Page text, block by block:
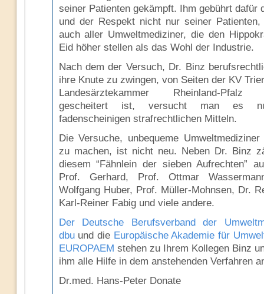
seiner Patienten gekämpft. Ihm gebührt dafür
und der Respekt nicht nur seiner Patienten,
auch aller Umweltmediziner, die den
Eid höher stellen als das Wohl der Industrie.
Nach dem der Versuch, Dr. Binz
ihre Knute zu zwingen, von Seiten der KV
Landesärztekammer Rheinland-Pfalz
gescheitert ist, versucht man es
fadenscheinigen strafrechtlichen Mitteln.
Die Versuche, unbequeme Umweltmediziner
zu machen, ist nicht neu. Neben Dr. Binz
diesem “Fähnlein der sieben Aufrechten”
Prof. Gerhard, Prof. Ottmar
Wolfgang Huber, Prof. Müller-Mohnsen, Dr.
Karl-Reiner Fabig und viele andere.
Der Deutsche Berufsverband der
dbuund die Europäische Akademie für
EUROPAEM stehen zu Ihrem Kollegen Binz
ihm alle Hilfe in dem anstehenden Verfahren
Dr.med. Hans-Peter Donate